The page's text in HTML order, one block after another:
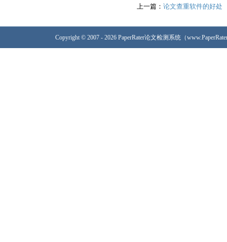
上一篇： 论文查重软件的好处
Copyright © 2007 - 2026 PaperRater论文检测系统（